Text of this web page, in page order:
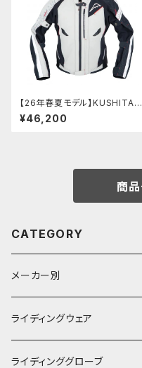
【26年春夏モデル】KUSHITANI
K-2452 コンテンドジャケット
¥46,200
商
CATEGORY
メーカー別
KUSHITANI
RSタイチ
ライディングウェア
春夏ライディングジャケット
ライディンググローブ